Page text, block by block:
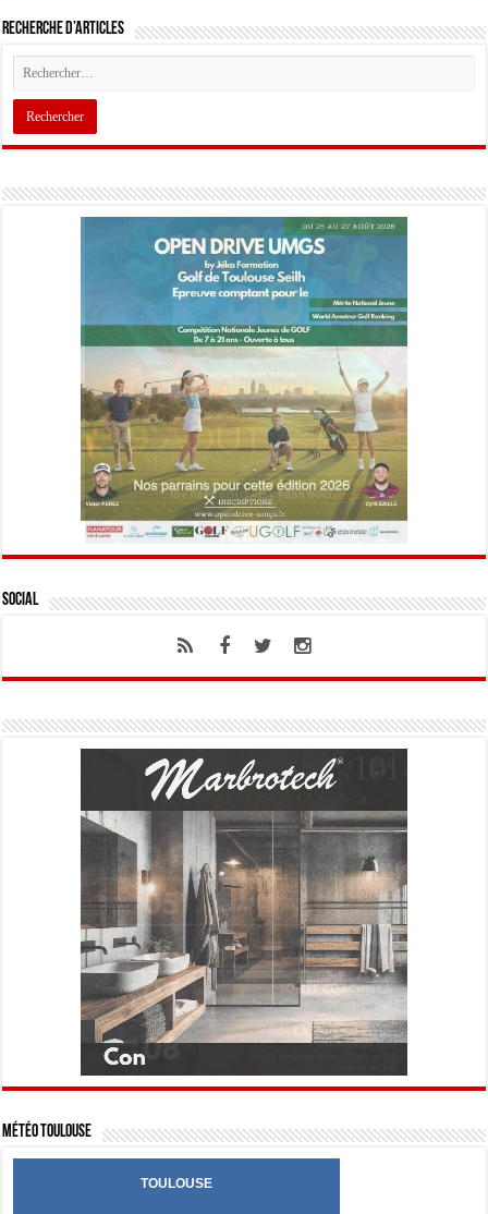
Recherche d’articles
Social
Météo Toulouse